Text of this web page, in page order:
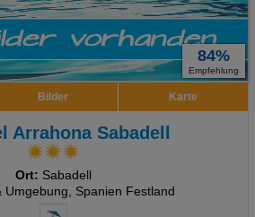
84%
Empfehlung
Bilder Karte
Arrahona Sabadell
Ort: Sabadell
Umgebung, Spanien Festland